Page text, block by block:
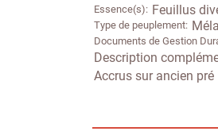
Essence(s) Feuillus
Type de peuplement
Documents de Gestion
Description
Accrus sur ancien pré